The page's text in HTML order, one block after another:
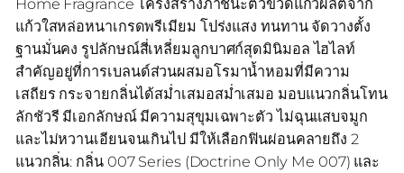
แก้วใสหล่อหนาเกรดพรีเมียม โปร่งแสง ทนทาน จัดวางตั้ง
ฐานมั่นคง รูปลักษณ์สี่เหลี่ยมลูกบาศก์สุดมินิมอล ไฮไลท์
สำคัญอยู่ที่การเบลนด์ส่วนผสมอโรมาน้ำหอมที่มีความ
เสถียร กระจายกลิ่นได้สม่ำเสมอสม่ำเสมอ มอบแนวกลิ่นโทน
ลักชัวรี มีเอกลักษณ์ มีความสุขุมเฉพาะตัว ไม่ฉุนแสบจมูก
และไม่หวานเอียนจนเกินไป มีให้เลือกฟินผ่อนคลายถึง 2
แนวกลิ่น: กลิ่น 007 Series (Doctrine Only Me 007) และ